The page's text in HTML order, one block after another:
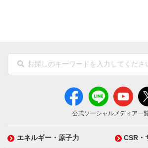
公式ソーシャルメディア一
エネルギー・原子力 CSR・